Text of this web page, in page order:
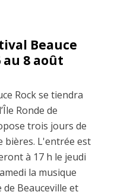
Beauce
au 8 août
Rock se tiendra
Ronde de
trois jours de
bières. L'entrée est
à 17 h le jeudi
la musique
de Beauceville et